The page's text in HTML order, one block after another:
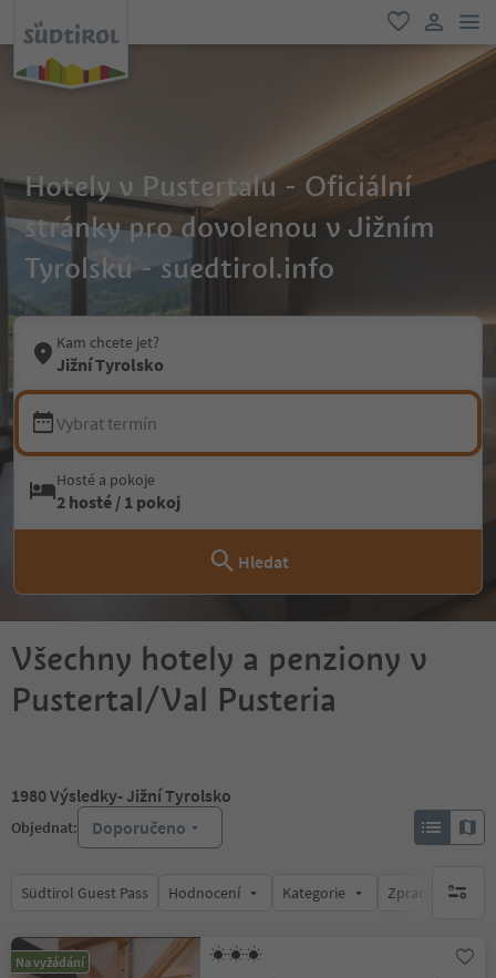
oblíbené
Hotely v Pustertalu - Oficiální
stránky pro dovolenou v Jižním
Tyrolsku - suedtirol.info
Kam chcete jet?
Jižní Tyrolsko
Vybrat termín
Hosté a pokoje
2 hosté / 1 pokoj
Hledat
Všechny hotely a penziony v
Pustertal/Val Pusteria
1980Výsledky- Jižní Tyrolsko
Objednat: Doporučeno
Südtirol Guest Pass Hodnocení Kategorie Zpracovávábrak
Na vyžádání